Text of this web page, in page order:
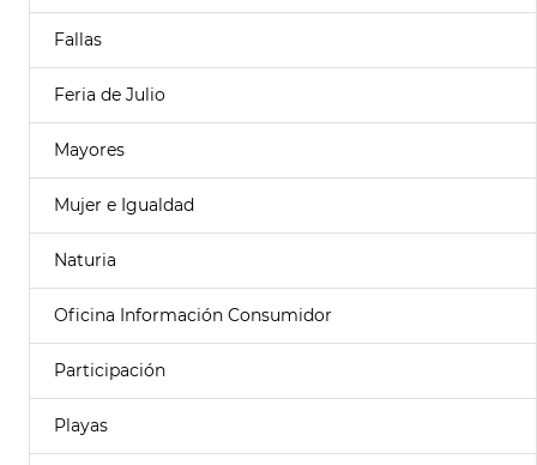
Fallas
Feria de Julio
Mayores
Mujer e Igualdad
Naturia
Oficina Información Consumidor
Participación
Playas